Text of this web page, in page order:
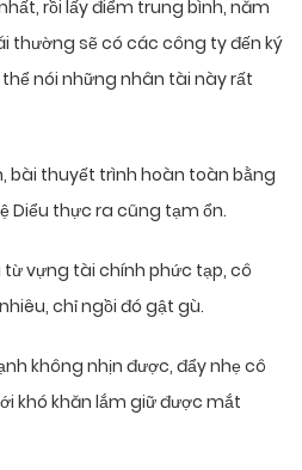
rồi lấy điểm trung bình, năm
thường sẽ có các công ty đến ký
nói những nhân tài này rất
bài thuyết trình hoàn toàn bằng
Diểu thực ra cũng tạm ổn.
vựng tài chính phức tạp, cô
chỉ ngồi đó gật gù.
không nhịn được, đẩy nhẹ cô
khó khăn lắm giữ được mắt